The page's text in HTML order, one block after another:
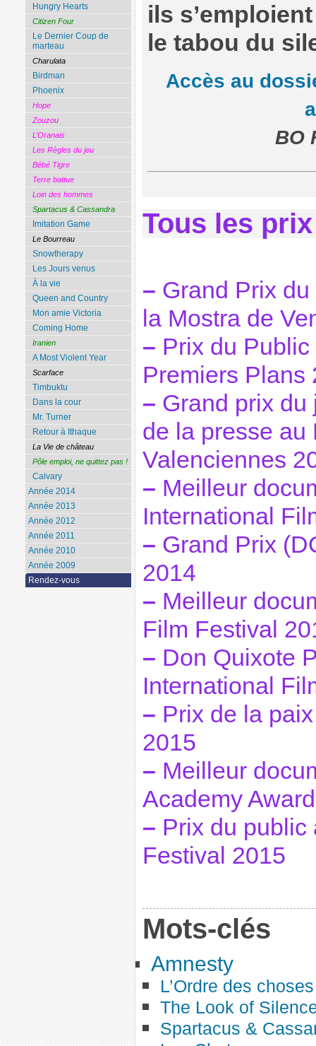
ils
le tabou du
Accès au
BO
Tous les prix
– Grand Prix
la Mostra de
– Prix du Public
Premiers Plans
– Grand prix du
de la presse au
Valenciennes
– Meilleur
International
– Grand Prix
2014
– Meilleur
Film Festival
– Don Quixote
International
– Prix de la
2015
– Meilleur
Academy
– Prix du public
Festival 2015
Mots-clés
Amnesty
L’Ordre des choses
The Look of
Spartacus &
Hungry Hearts
Citizen Four
Le Dernier Coup de
marteau
Charulata
Birdman
Phoenix
Hope
Zouzou
L’Oranais
Les Règles du jeu
Bébé Tigre
Terre battue
Loin des hommes
Spartacus & Cassandra
Imitation Game
Le Bourreau
Snowtherapy
Les Jours venus
À la vie
Queen and Country
Mon amie Victoria
Coming Home
Iranien
A Most Violent Year
Scarface
Timbuktu
Dans la cour
Mr. Turner
Retour à Ithaque
La Vie de château
Pôle emploi, ne quittez pas !
Calvary
Année 2014
Année 2013
Année 2012
Année 2011
Année 2010
Année 2009
Rendez-vous